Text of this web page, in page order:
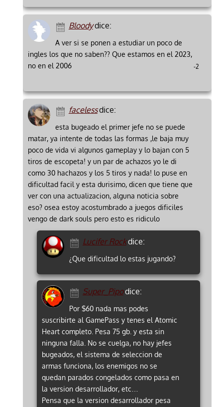
Bloodydice:
A ver si se ponen a estudiar un poco de
ingles los que no saben?? Que estamos en el 2023,
no en el 2006
-2
facelessdice:
esta bugeado el primer jefe no se puede
matar, ya intente de todas las formas ,le baja muy
poco de vida vi algunos gameplay y lo bajan con 5
tiros de escopeta! y un par de achazos yo le di
como 30 hachazos y los 5 tiros y nada! lo puse en
dificultad facil y esta durisimo, dicen que tiene que
ver con una actualizacion, alguna noticia sobre
eso? osea estoy acostumbrado a juegos dificiles
vengo de dark souls pero esto es ridiculo
Lucifer Rockdice:
¿Que dificultad lo estas jugando?
Super_Pipodice:
Por $60 nada mas podes
suscribirte al GamePass y tenes el Atomic
Heart completo. Pesa 75 gb. y esta sin
ninguna falla. No se cuelga, no hay jefes
bugeados, el sistema de seleccion de
armas funciona, los enemigos no se
quedan parados congelados como pasa en
la version desarrollador, etc…
Pensa que la version desarrollador pesa